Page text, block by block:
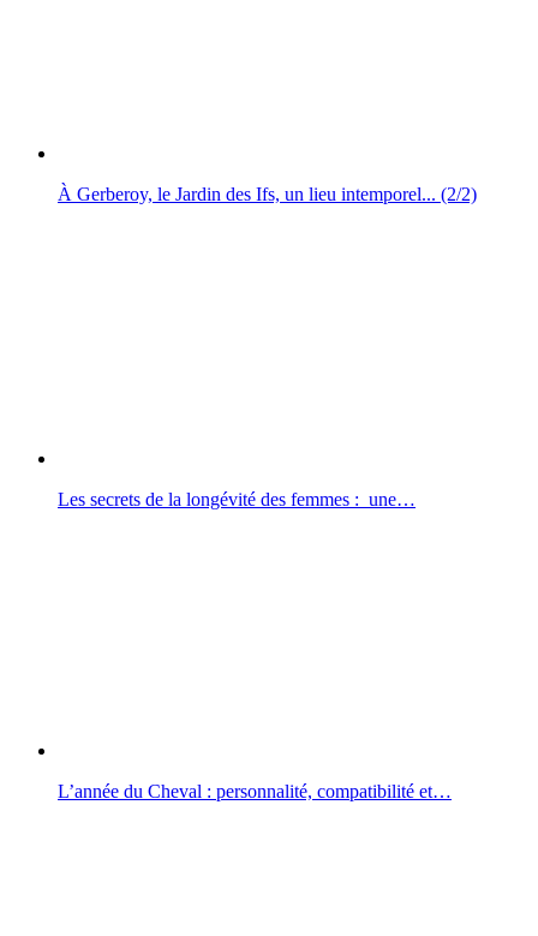
À Gerberoy, le Jardin des Ifs, un lieu intemporel... (2/2)
Les secrets de la longévité des femmes : une…
L’année du Cheval : personnalité, compatibilité et…